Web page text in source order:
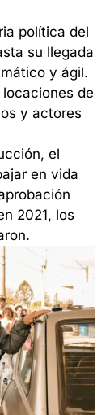
política del
su llegada
y ágil.
de
y actores
el
en vida
2021, los